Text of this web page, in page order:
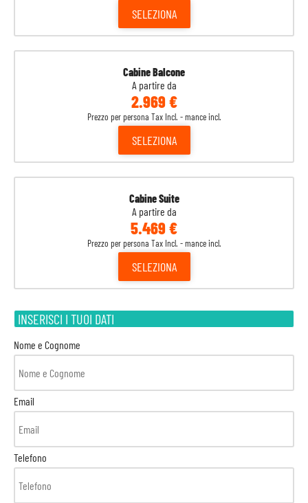
SELEZIONA
Cabine Balcone
A partire da
2.969 €
Prezzo per persona Tax Incl. - mance incl.
SELEZIONA
Cabine Suite
A partire da
5.469 €
Prezzo per persona Tax Incl. - mance incl.
SELEZIONA
INSERISCI I TUOI DATI
Nome e Cognome
Email
Telefono
Navigazione
16
Portogallo
Ponta Delgada 09:00 18:00
Navigazione
Navigazione
Cadice
20 Navigazione - -
Palma di Maiorca
Francia
Marsiglia
Barcellona